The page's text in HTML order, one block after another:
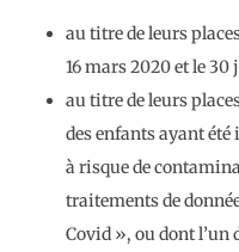
au titre de leurs
16 mars 2020 et le 30
au titre de leurs
des enfants ayant
à risque de
traitements de
Covid », ou dont l’un